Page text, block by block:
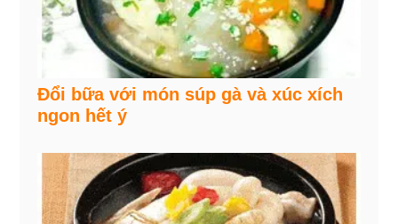
Đổi bữa với món súp gà và xúc xích
ngon hết ý